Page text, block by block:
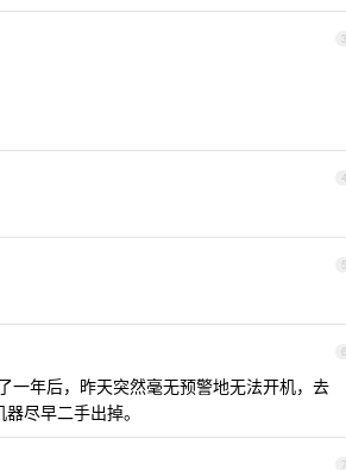
3
4
5
6
一年后，昨天突然毫无预警地无法开机，去
尽早二手出掉。
7